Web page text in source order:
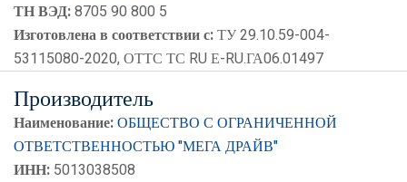
ТН ВЭД:8705 90 800 5
Изготовлена в соответствии с:ТУ 29.10.59-004-
53115080-2020, ОТТС ТС RU Е-RU.ГА06.01497
Производитель
Наименование:ОБЩЕСТВО С ОГРАНИЧЕННОЙ
ОТВЕТСТВЕННОСТЬЮ "МЕГА ДРАЙВ"
ИНН: 5013038508